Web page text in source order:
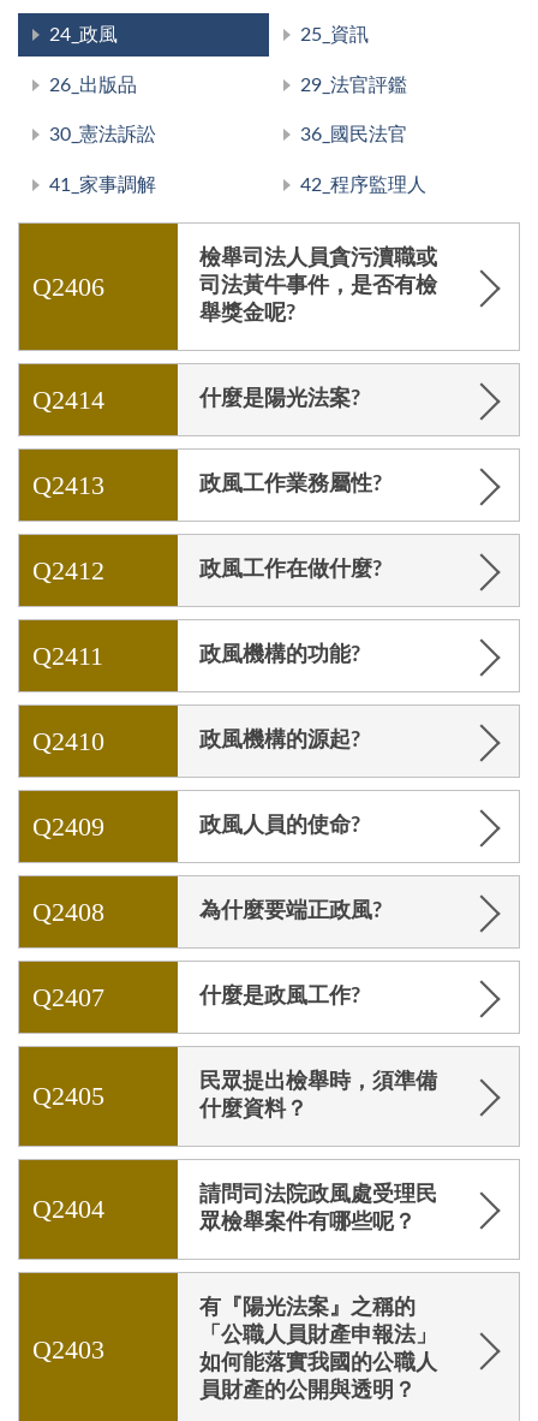
24_政風 25_資訊
26_出版品 29_法官評鑑
30_憲法訴訟 36_國民法官
41_家事調解 42_程序監理人
Q2406
檢舉司法人員貪污瀆職或
司法黃牛事件，是否有檢
舉獎金呢?
Q2414 什麼是陽光法案?
Q2413 政風工作業務屬性?
Q2412 政風工作在做什麼?
Q2411 政風機構的功能?
Q2410 政風機構的源起?
Q2409 政風人員的使命?
Q2408 為什麼要端正政風?
Q2407 什麼是政風工作?
Q2405
民眾提出檢舉時，須準備
什麼資料？
Q2404
請問司法院政風處受理民
眾檢舉案件有哪些呢？
Q2403
有『陽光法案』之稱的
「公職人員財產申報法」
如何能落實我國的公職人
員財產的公開與透明？